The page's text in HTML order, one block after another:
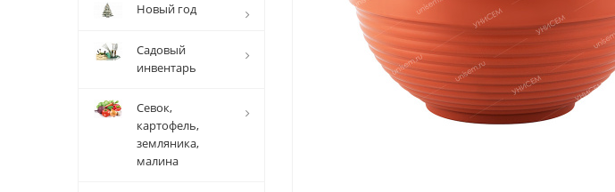
Новый год
Садовый
инвентарь
Севок,
картофель,
земляника,
малина